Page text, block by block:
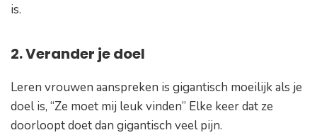
is.
2. Verander je doel
Leren vrouwen aanspreken is gigantisch moeilijk als je
doel is, “Ze moet mij leuk vinden” Elke keer dat ze
doorloopt doet dan gigantisch veel pijn.